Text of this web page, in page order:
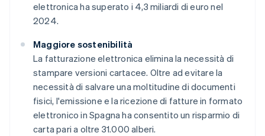
elettronica ha superato i 4,3 miliardi di euro nel
2024.
Maggiore sostenibilità
La fatturazione elettronica elimina la necessità di
stampare versioni cartacee. Oltre ad evitare la
necessità di salvare una moltitudine di documenti
fisici, l'emissione e la ricezione di fatture in formato
elettronico in Spagna ha consentito un risparmio di
carta pari a oltre 31.000 alberi.